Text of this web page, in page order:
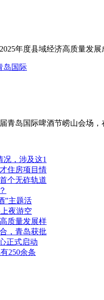
年度县域经济高质量发展
岛国际
岛国际啤酒节崂山会场，
，涉及这1
住房项目情
个无砟轨道
”主题活
夜游空
质量发展样
，青岛获批
正式启动
250余条